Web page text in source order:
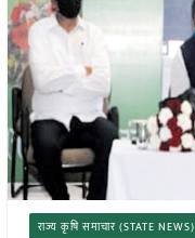
राज्य कृषि समाचार (STATE NEWS)